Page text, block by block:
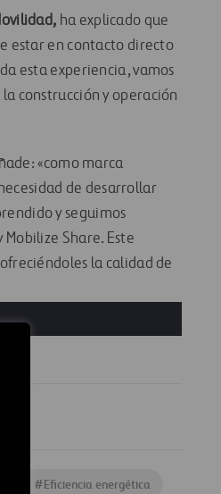
ha explicado que
estar en contacto directo
esta experiencia, vamos
construcción y operación
«como marca
de desarrollar
y seguimos
Share. Este
la calidad de
#Eficiencia energética